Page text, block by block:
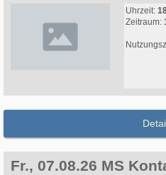
Uhrzeit:
Zeitraum:
Fr., 07.08.26 MS